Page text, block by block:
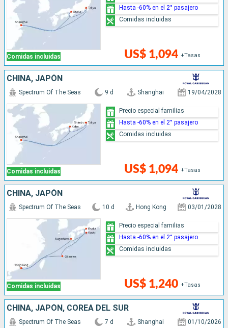
Comidas incluidas US$ 1,094 +Tasas
Hasta -60% en el 2° pasajero
Comidas incluidas
CHINA, JAPÓN
Comidas incluidas
Spectrum Of The Seas 9 d Shanghai 19/04/2028
US$ 1,094 +Tasas
Precio especial familias
Hasta -60% en el 2° pasajero
Comidas incluidas
CHINA, JAPÓN
Comidas incluidas
Spectrum Of The Seas 10 d Hong Kong 03/01/2028
US$ 1,240 +Tasas
Precio especial familias
Hasta -60% en el 2° pasajero
Comidas incluidas
CHINA, JAPÓN, COREA DEL SUR
Spectrum Of The Seas 7 d Shanghai 01/10/2026